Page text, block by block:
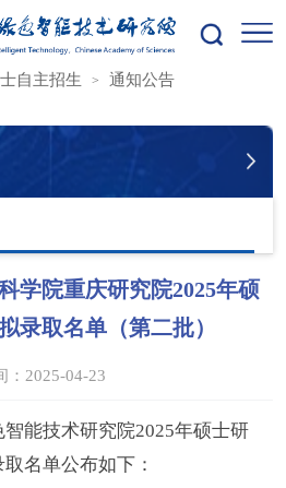
自主招生 通知公告
学院重庆研究院2025年硕
录取名单（第二批）
：2025-04-23
能技术研究院2025年硕士研
名单公布如下：